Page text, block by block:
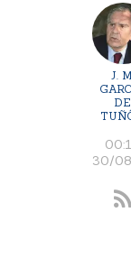
J. M.
DE
30/